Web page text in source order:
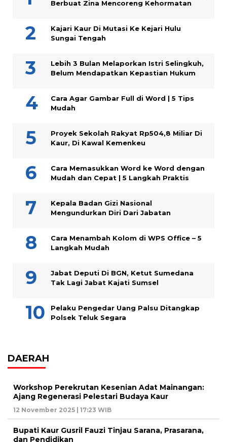
Berbuat Zina Mencoreng Kehormatan
Kajari Kaur Di Mutasi Ke Kejari Hulu
Sungai Tengah
Lebih 3 Bulan Melaporkan Istri Selingkuh,
Belum Mendapatkan Kepastian Hukum
Cara Agar Gambar Full di Word | 5 Tips
Mudah
Proyek Sekolah Rakyat Rp504,8 Miliar Di
Kaur, Di Kawal Kemenkeu
Cara Memasukkan Word ke Word dengan
Mudah dan Cepat | 5 Langkah Praktis
Kepala Badan Gizi Nasional
Mengundurkan Diri Dari Jabatan
Cara Menambah Kolom di WPS Office – 5
Langkah Mudah
Jabat Deputi Di BGN, Ketut Sumedana
Tak Lagi Jabat Kajati Sumsel
Pelaku Pengedar Uang Palsu Ditangkap
Polsek Teluk Segara
DAERAH
Workshop Perekrutan Kesenian Adat Mainangan:
Ajang Regenerasi Pelestari Budaya Kaur
12 November 2025 | 17:23 WIB
Bupati Kaur Gusril Fauzi Tinjau Sarana, Prasarana,
dan Pendidikan